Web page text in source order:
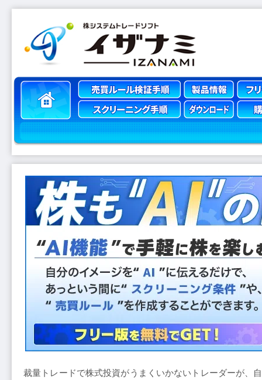
裁量トレードで株式投資がうまくいかないトレーダーが、